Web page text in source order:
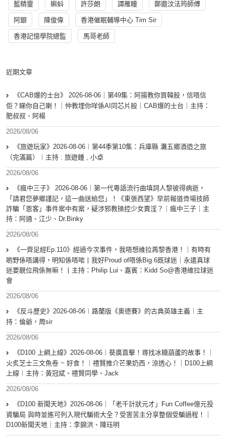
藍精靈 蝌蚪 許莎朗 譚雁瞳 鄭遨汶法筠師傅
阿銀 陳俊偉 香港催眠輔導中心 Tim Sir
香港記憶學院總監 馬哥老師
近期文章
《CAB爆的士台》 2026-08-06｜第49集：阿揚教你買韓股，信唔信
佢？睇你自己喇！｜仲教埋你咩係AI同芯片股｜CAB爆的士台｜主持：
肥叔叔、阿楊
2026/08/06
《旅遊玩家》2026-08-06︱第44季第10集：兵庫縣 灘五鄉酒造之旅
（完滿篇）︱主持 : 旅遊鍾 , 小卓
2026/08/06
《瘋中三子》 2026-08-06｜第一代粵語流行曲填詞人黎彼得病逝，
「請君您夢鄉謹記，這一曲送給您」！《東張西望》早前報道骨場技師
詐騙「恩客」事件案中有案，疑涉邪教操控少女賣淫？｜瘋中三子｜主
持：阿通、江少、Dr.Binky
2026/08/06
《一齊足經Ep.110》經過今次事件，我唔想維拉再黎香港！｜有時有
啲野係唔講得，明知係唔啱丨我好Proud of唔係Big 6既球迷｜永遠真球
迷要靚位飛係無嘛！丨主持：Philip Lui、嘉賓：Kidd So@香港維拉球迷
會
2026/08/06
《反斗歷史》2026-08-06︱路蘭版《奧德賽》的古典英雄主義︱主
持：倫爺，周sir
2026/08/06
《D100 上綱上線》2026-08-06｜葵廣直擊！尋找冰糖葫蘆的故事！｜
火炙芝士三文魚卷 ~ 好食！｜禮賢推介芒果奶西，涼透心！｜D100上綱
上線︱主持：黃冠斌、禮賢同學、Jack
2026/08/06
《D100 新聞天地》2026-08-06｜「老千計狀元才」Fun Coffee億元投
資騙局 與時並進可列入現代騙術大全？受害苦主分享整個受騙過程！｜
D100新聞天地｜主持：李錦洪、陳珏明